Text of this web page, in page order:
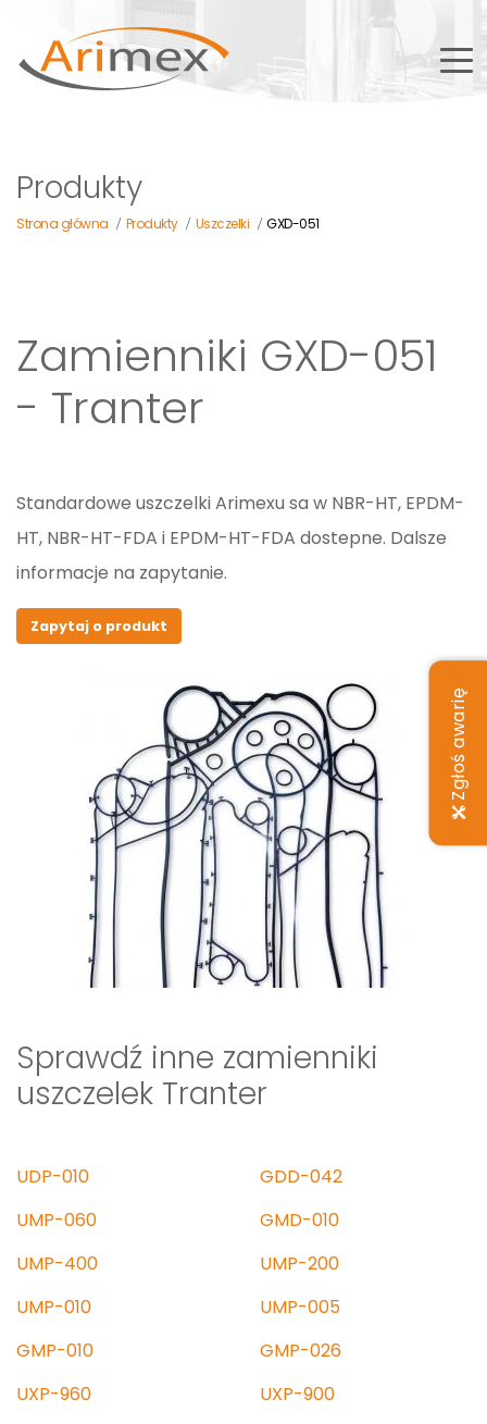
Produkty
Strona główna / Produkty / Uszczelki / GXD-051
Zamienniki GXD-051
- Tranter
Standardowe uszczelki Arimexu sa w NBR-HT, EPDM-
HT, NBR-HT-FDA i EPDM-HT-FDA dostepne. Dalsze
informacje na zapytanie.
Zapytaj o produkt
Sprawdź inne zamienniki
uszczelek Tranter
UDP-010
GDD-042
UMP-060
GMD-010
UMP-400
UMP-200
UMP-010
UMP-005
GMP-010
GMP-026
UXP-960
UXP-900
Zgłoś awarię